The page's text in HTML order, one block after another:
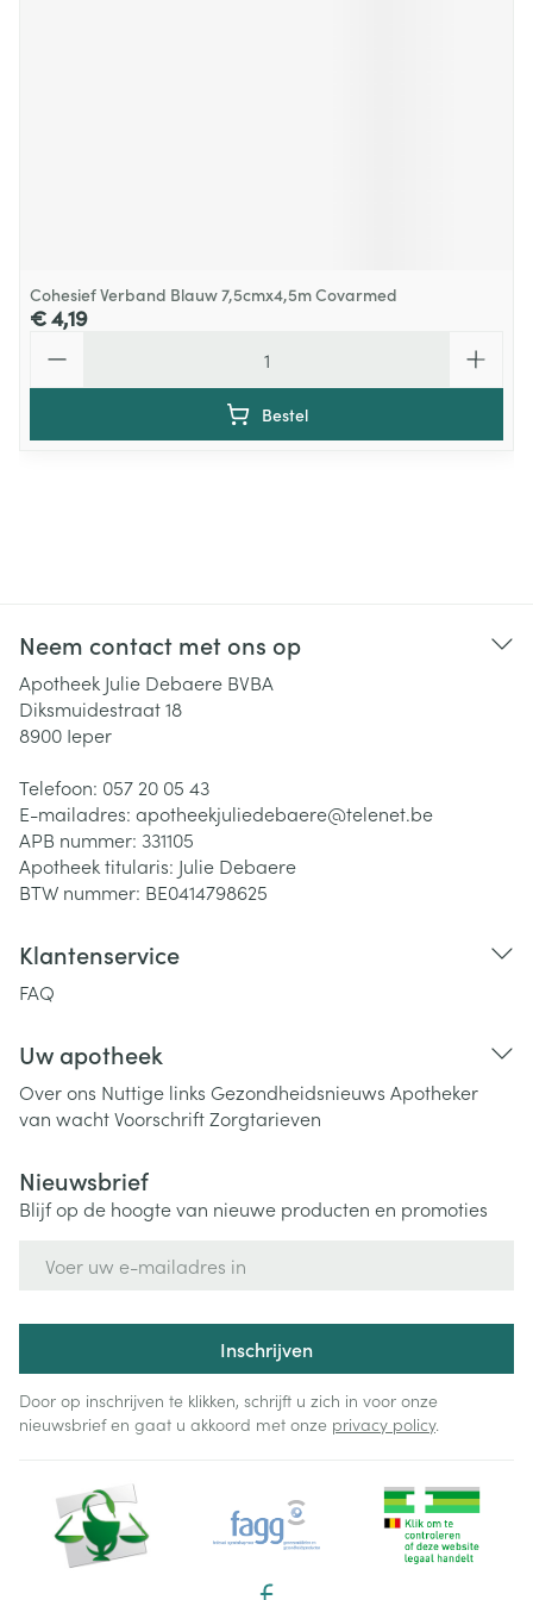
Cohesief Verband Blauw 7,5cmx4,5m Covarmed
€ 4,19
Bestel
Neem contact met ons op
Apotheek Julie Debaere BVBA
Diksmuidestraat 18
8900 Ieper
Telefoon: 057 20 05 43
E-mailadres: apotheekjuliedebaere@telenet.be
APB nummer: 331105
Apotheek titularis: Julie Debaere
BTW nummer: BE0414798625
Klantenservice
FAQ
Uw apotheek
Over ons Nuttige links Gezondheidsnieuws Apotheker
van wachtVoorschriftZorgtarieven
Nieuwsbrief
Blijf op de hoogte van nieuwe producten en promoties
Inschrijven
Door op inschrijven te klikken, schrijft u zich in voor onze
nieuwsbrief en gaat u akkoord met onze privacy policy.